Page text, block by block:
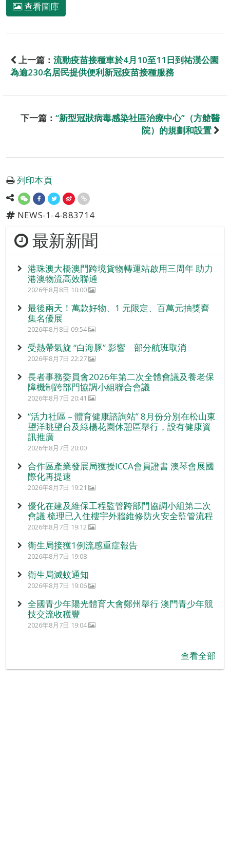
查看圖庫
上一篇： 流動疫苗接種車於4月10至11日到祐漢公園
為逾230名居民提供便利新冠疫苗接種服務
下一篇： “新型冠狀病毒感染社區治療中心”（方艙醫
院）的規劃和設置
列印本頁
NEWS-1-4-883714
最新新聞
港珠澳大橋澳門跨境貨物轉運站啟用三周年 助力
港澳物流高效聯通
2026年8月8日 10:00
最後兩天！萬款好物、1 元限定、百萬元抽獎齊
集名優展
2026年8月8日 09:54
受熱帶氣旋 “白海豚” 影響 部分航班取消
2026年8月7日 22:27
長者事務委員會2026年第二次全體會議及養老保
障機制跨部門協調小組聯合會議
2026年8月7日 20:41
“活力社區 – 體育健康諮詢站” 8月份分別在松山東
望洋眺望台及綠楊花園休憩區舉行，設有健康資
訊推廣
2026年8月7日 20:00
合作區產業發展局獲授ICCA會員證書 澳琴會展國
際化再提速
2026年8月7日 19:21
優化在建及維保工程監管跨部門協調小組第二次
會議 梳理已入住樓宇外牆維修防火安全監管流程
2026年8月7日 19:12
衛生局接獲1例流感重症報告
2026年8月7日 19:08
衛生局滅蚊通知
2026年8月7日 19:06
全國青少年陽光體育大會鄭州舉行 澳門青少年競
技交流收穫豐
2026年8月7日 19:04
查看全部